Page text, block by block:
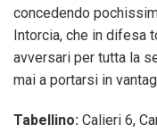
concedendo
Intorcia, che in difesa
avversari per tutta la
mai a portarsi in
Tabellino: Calieri 6,